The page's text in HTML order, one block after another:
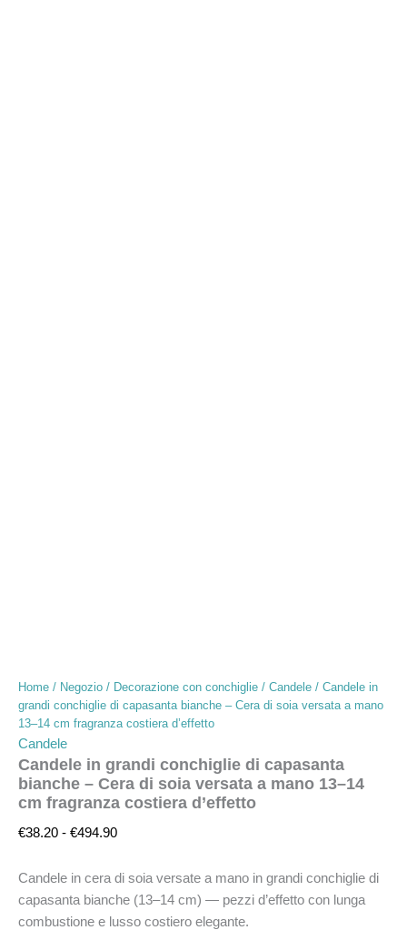
Home / Negozio / Decorazione con conchiglie / Candele / Candele in
grandi conchiglie di capasanta bianche – Cera di soia versata a mano
13–14 cm fragranza costiera d’effetto
Candele
Candele in grandi conchiglie di capasanta
bianche – Cera di soia versata a mano 13–14
cm fragranza costiera d’effetto
€38.20 - €494.90
Candele in cera di soia versate a mano in grandi conchiglie di
capasanta bianche (13–14 cm) — pezzi d’effetto con lunga
combustione e lusso costiero elegante.